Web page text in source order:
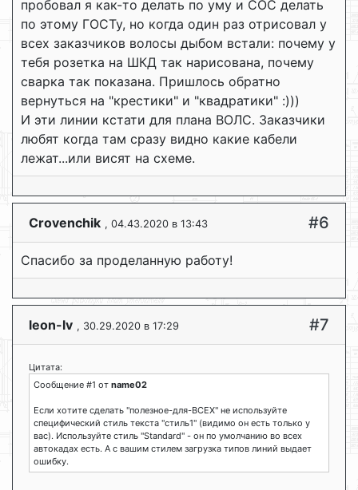
пробовал я как-то делать по уму и СОС делать
по этому ГОСТу, но когда один раз отрисовал у
всех заказчиков волосы дыбом встали: почему у
тебя розетка на ШКД так нарисована, почему
сварка так показана. Пришлось обратно
вернуться на "крестики" и "квадратики" :)))
И эти линии кстати для плана ВОЛС. Заказчики
любят когда там сразу видно какие кабели
лежат...или висят на схеме.
Crovenchik , 04.43.2020 в 13:43 #6
Спасибо за проделанную работу!
leon-lv , 30.29.2020 в 17:29 #7
Цитата:
Сообщение #1 от name02
Если хотите сделать "полезное-для-ВСЕХ" не используйте
специфический стиль текста "стиль1" (видимо он есть только у
вас). Используйте стиль "Standard" - он по умолчанию во всех
автокадах есть. А с вашим стилем загрузка типов линий выдает
ошибку.